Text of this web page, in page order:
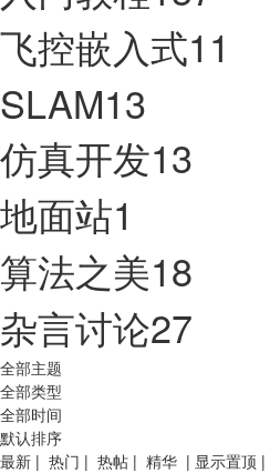
飞控嵌入式11
SLAM13
仿真开发13
地面站1
算法之美18
杂言讨论27
全部主题
全部类型
全部时间
默认排序
最新 | 热门 | 热帖 | 精华 | 显示置顶 |